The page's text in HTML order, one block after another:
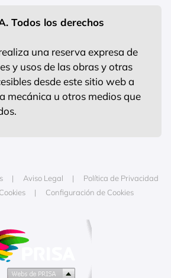
Todos los derechos
una reserva expresa de
y usos de las obras y otras
desde este sitio web a
mecánica u otros medios que
Aviso Legal
Política de Privacidad
Configuración de Cookies